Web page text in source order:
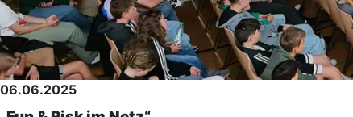
06.06.2025